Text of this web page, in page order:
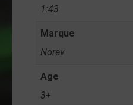
1:43
Marque
Norev
Age
3+